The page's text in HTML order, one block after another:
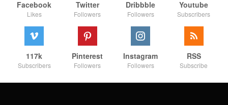
Facebook
Likes
Twitter
Followers
Dribbble
Followers
Youtube
Subscribers
117k
Subscribers
Pinterest
Followers
Instagram
Followers
RSS
Subscribe